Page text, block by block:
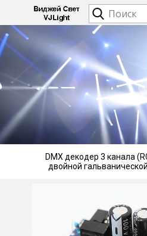
DMX декодер 3 канала
двойной